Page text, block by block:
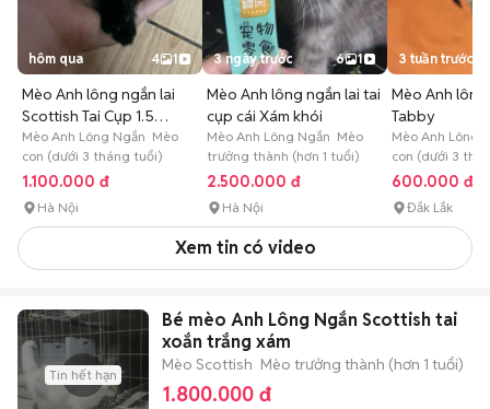
hôm qua 4 1
Mèo Anh lông ngắn lai
Scottish Tai Cụp 1.5
tháng
Mèo Anh Lông Ngắn Mèo
con (dưới 3 tháng tuổi)
1.100.000 đ
Hà Nội
3 ngày trước 6 1
Mèo Anh lông ngắn lai tai
cụp cái Xám khói
Mèo Anh Lông Ngắn Mèo
trưởng thành (hơn 1 tuổi)
2.500.000 đ
Hà Nội
3 tuần trước
Mèo Anh
Tabby
Mèo Anh Lông
con (dưới 3
600.000 đ
Đắk Lắk
Xem tin có video
Tin hết hạn
Bé mèo Anh Lông Ngắn Scottish tai
xoắn trắng xám
Mèo Scottish Mèo trưởng thành (hơn 1 tuổi)
1.800.000 đ